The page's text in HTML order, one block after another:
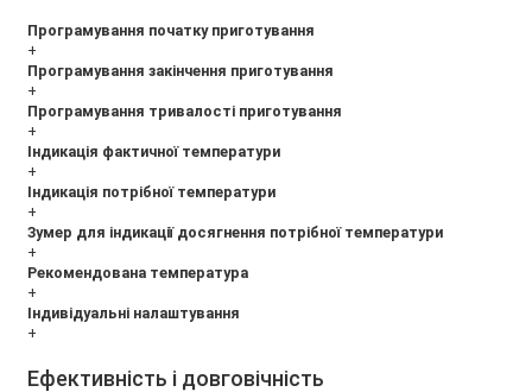
Програмування початку приготування
+
Програмування закінчення приготування
+
Програмування тривалості приготування
+
Індикація фактичної температури
+
Індикація потрібної температури
+
Зумер для індикації досягнення потрібної температури
+
Рекомендована температура
+
Індивідуальні налаштування
+
Ефективність і довговічність